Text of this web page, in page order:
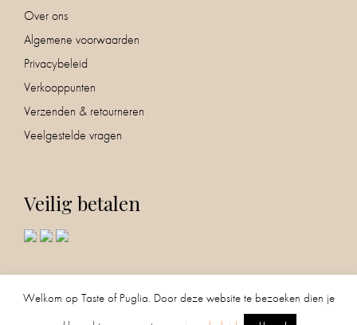
Over ons
Algemene voorwaarden
Privacybeleid
Verkooppunten
Verzenden & retourneren
Veelgestelde vragen
Veilig betalen
Volg ons!
Welkom op Taste of Puglia. Door deze website te bezoeken dien je
0